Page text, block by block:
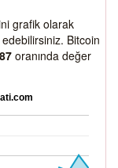
grafik olarak
Bitcoin
oranında değer